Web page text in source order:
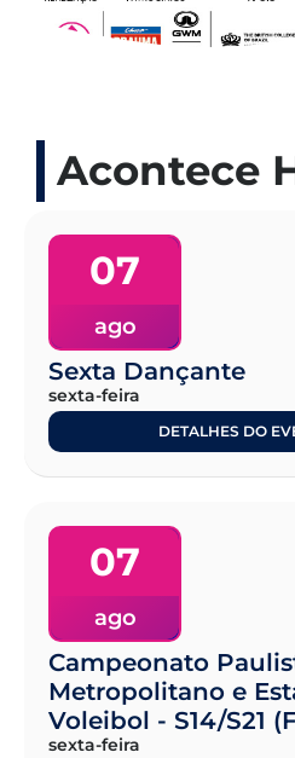
Acontece
07
ago
Sexta Dançante
sexta-feira
DETALHES DO
07
ago
Campeonato
Metropolitano e
Voleibol - S14/S21
sexta-feira